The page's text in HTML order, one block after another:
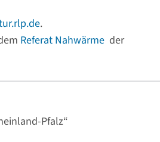
.
Referat Nahwärme der
Pfalz“